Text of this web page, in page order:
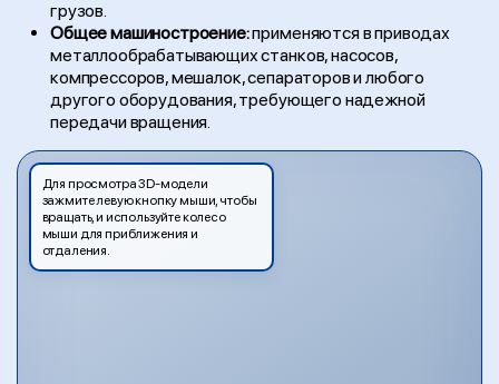
Для просмотра 3D-модели
зажмите левую кнопку мыши, чтобы
вращать, и используйте колесо
мыши для приближения и
отдаления.
грузов.
Общее машиностроение:применяются в приводах
металлообрабатывающих станков, насосов,
компрессоров, мешалок, сепараторов и любого
другого оборудования, требующего надежной
передачи вращения.